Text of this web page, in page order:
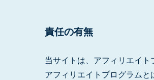
責任の有無
当サイトは、アフィリエイト
アフィリエイトプログラム